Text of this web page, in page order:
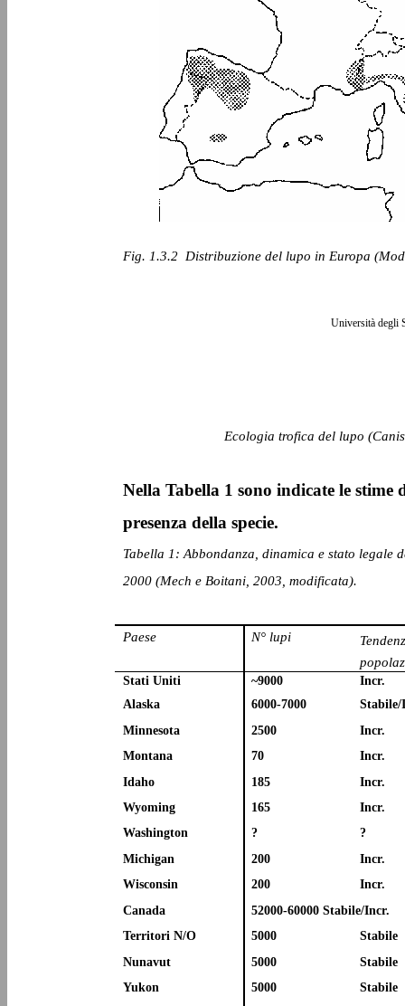
Università degli
Fig. 1.3.2 ­ Distribuzione del lupo in Europa
Ecologia trofica del lupo
Nella Tabella 1 sono indicate le stime
presenza della specie.
Tabella 1: Abbondanza, dinamica e stato legale
2000 (Mech e Boitani, 2003, modificata).
Paese N° lupi
Stati Uniti ~9000
Incr.
Alaska
6000-7000
Stabile/
Minnesota
2500
Incr.
Montana
70
Incr.
Idaho
185
Incr.
Wyoming
165
Incr.
Washington
?
?
Michigan
200
Incr.
Wisconsin
200
Incr.
Canada
52000-60000 Stabile/Incr.
Territori N/O
5000
Stabile
Nunavut
5000
Stabile
Yukon
5000 Stabile